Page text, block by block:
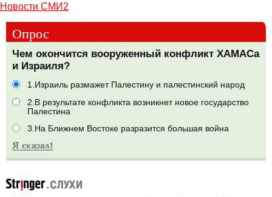
Новости СМИ2
Опрос
Чем окончится вооруженный конфликт ХАМАСа
и Израиля?
1.Израиль размажет Палестину и палестинский народ
2.В результате конфликта возникнет новое государство
Палестина
3.На Ближнем Востоке разразится большая война